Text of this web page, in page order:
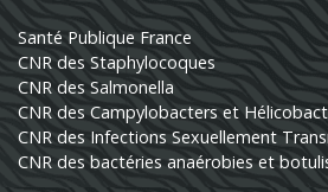
Santé Publique France
CNR des Staphylocoques
CNR des Salmonella
CNR des Campylobacters et
CNR des Infections Sexuellement
CNR des bactéries anaérobies et